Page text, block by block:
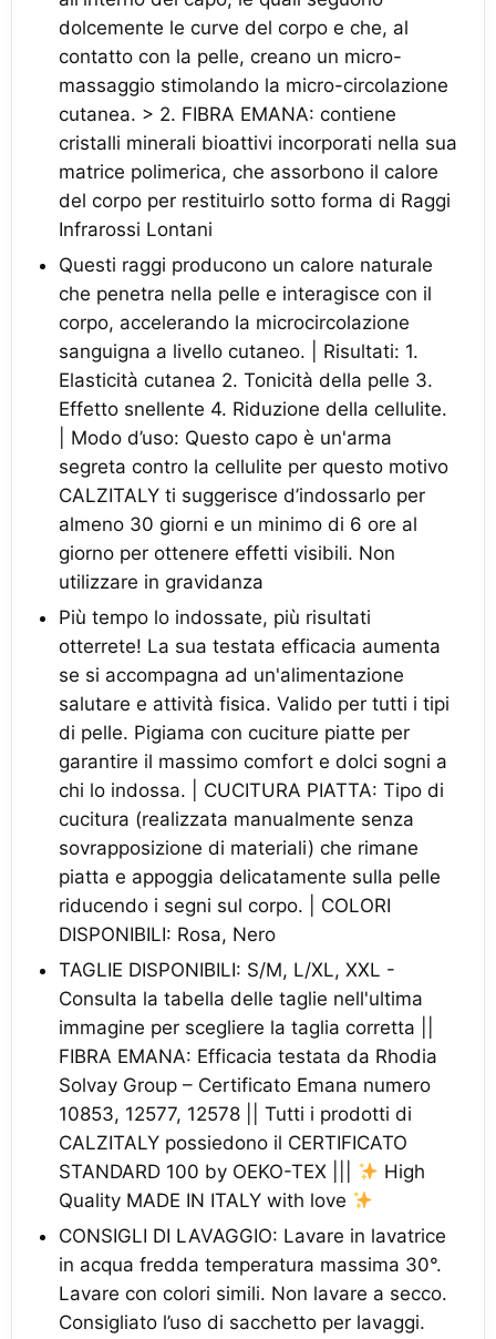
dolcemente le curve del corpo e che, al
contatto con la pelle, creano un micro-
massaggio stimolando la micro-circolazione
cutanea. > 2. FIBRA EMANA: contiene
cristalli minerali bioattivi incorporati nella sua
matrice polimerica, che assorbono il calore
del corpo per restituirlo sotto forma di Raggi
Infrarossi Lontani
Questi raggi producono un calore naturale
che penetra nella pelle e interagisce con il
corpo, accelerando la microcircolazione
sanguigna a livello cutaneo. | Risultati: 1.
Elasticità cutanea 2. Tonicità della pelle 3.
Effetto snellente 4. Riduzione della cellulite.
| Modo d’uso: Questo capo è un'arma
segreta contro la cellulite per questo motivo
CALZITALY ti suggerisce d’indossarlo per
almeno 30 giorni e un minimo di 6 ore al
giorno per ottenere effetti visibili. Non
utilizzare in gravidanza
Più tempo lo indossate, più risultati
otterrete! La sua testata efficacia aumenta
se si accompagna ad un'alimentazione
salutare e attività fisica. Valido per tutti i tipi
di pelle. Pigiama con cuciture piatte per
garantire il massimo comfort e dolci sogni a
chi lo indossa. | CUCITURA PIATTA: Tipo di
cucitura (realizzata manualmente senza
sovrapposizione di materiali) che rimane
piatta e appoggia delicatamente sulla pelle
riducendo i segni sul corpo. | COLORI
DISPONIBILI: Rosa, Nero
TAGLIE DISPONIBILI: S/M, L/XL, XXL -
Consulta la tabella delle taglie nell'ultima
immagine per scegliere la taglia corretta ||
FIBRA EMANA: Efficacia testata da Rhodia
Solvay Group – Certificato Emana numero
10853, 12577, 12578 || Tutti i prodotti di
CALZITALY possiedono il CERTIFICATO
STANDARD 100 by OEKO-TEX |||
High
Quality MADE IN ITALY with love
CONSIGLI DI LAVAGGIO: Lavare in lavatrice
in acqua fredda temperatura massima 30°.
Lavare con colori simili. Non lavare a secco.
Consigliato l’uso di sacchetto per lavaggi.